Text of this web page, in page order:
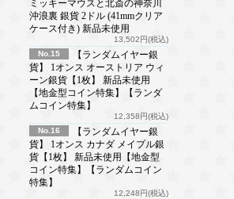
ミッキーマウスと北斎の神奈川
沖浪裏 銀貨 2ドル (41mmクリア
ケース付き) 新品未使用
13,502円(税込)
No.15
【ランダムイヤー銀
貨】 1オンス オーストリア ウィ
ーン銀貨【1枚】 新品未使用
【地金型コイン特集】【ランダ
ムコイン特集】
12,358円(税込)
No.16
【ランダムイヤー銀
貨】 1オンス カナダ メイプル銀
貨【1枚】 新品未使用【地金型
コイン特集】【ランダムコイン
特集】
12,248円(税込)